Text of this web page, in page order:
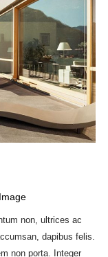
Image
non, ultrices ac
dapibus felis.
non porta. Integer